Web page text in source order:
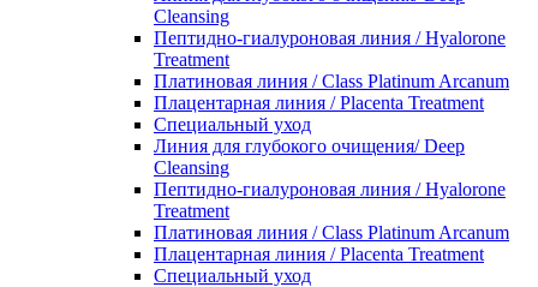
Cleansing
Пептидно-гиалуроновая линия / Hyalorone
Treatment
Платиновая линия / Class Platinum Arcanum
Плацентарная линия / Placenta Treatment
Специальный уход
Линия для глубокого очищения/ Deep
Cleansing
Пептидно-гиалуроновая линия / Hyalorone
Treatment
Платиновая линия / Class Platinum Arcanum
Плацентарная линия / Placenta Treatment
Специальный уход